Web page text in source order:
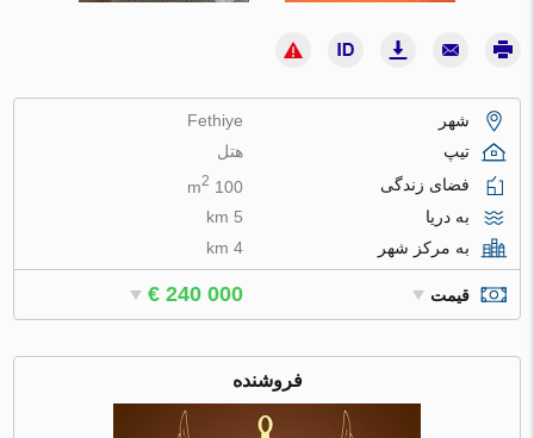
شهر
Fethiye
تیپ
هتل
فضای زندگی
100 m
2
به دریا
5 km
به مرکز شهر
4 km
قیمت € 240 000
فروشنده